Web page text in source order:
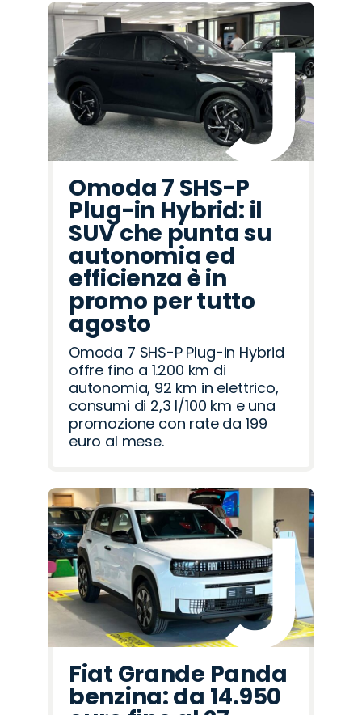
Omoda 7 SHS-P
Plug-in Hybrid: il
SUV che punta su
autonomia ed
efficienza è in
promo per tutto
agosto
Omoda 7 SHS-P Plug-in Hybrid
offre fino a 1.200 km di
autonomia, 92 km in elettrico,
consumi di 2,3 l/100 km e una
promozione con rate da 199
euro al mese.
Fiat Grande Panda
benzina: da 14.950